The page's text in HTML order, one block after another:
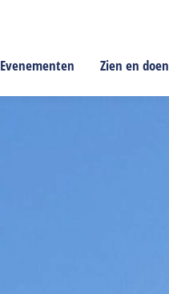
Evenementen Zien en doen